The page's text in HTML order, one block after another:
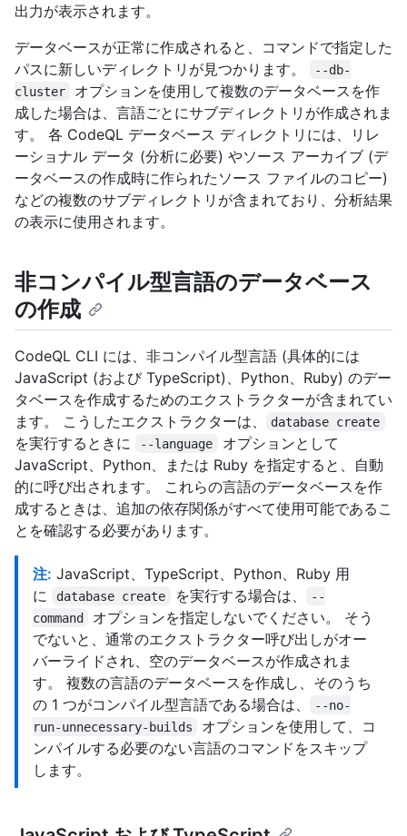
出力が表示されます。
データベースが正常に作成されると、コマンドで指定した
パスに新しいディレクトリが見つかります。
--db-
cluster
オプションを使用して複数のデータベースを作
成した場合は、言語ごとにサブディレクトリが作成されま
す。 各 CodeQL データベース ディレクトリには、リレ
ーショナル データ (分析に必要) やソース アーカイブ (デ
ータベースの作成時に作られたソース ファイルのコピー)
などの複数のサブディレクトリが含まれており、分析結果
の表示に使用されます。
非コンパイル型言語のデータベース
の作成
CodeQL CLI には、非コンパイル型言語 (具体的には
JavaScript (および TypeScript)、Python、Ruby) のデー
タベースを作成するためのエクストラクターが含まれてい
ます。 こうしたエクストラクターは、
database create
を実行するときに --language
オプションとして
JavaScript、Python、または Ruby を指定すると、自動
的に呼び出されます。 これらの言語のデータベースを作
成するときは、追加の依存関係がすべて使用可能であるこ
とを確認する必要があります。
注: JavaScript、TypeScript、Python、Ruby 用
に
database create を実行する場合は、
--
command
オプションを指定しないでください。 そう
でないと、通常のエクストラクター呼び出しがオー
バーライドされ、空のデータベースが作成されま
す。 複数の言語のデータベースを作成し、そのうち
の 1 つがコンパイル型言語である場合は、
--no-
run-unnecessary-builds
オプションを使用して、コ
ンパイルする必要のない言語のコマンドをスキップ
します。